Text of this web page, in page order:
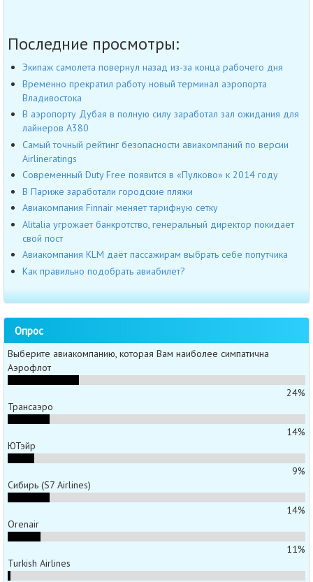
Последние просмотры:
Экипаж самолета повернул назад из-за конца рабочего дня
Временно прекратил работу новый терминал аэропорта
Владивостока
В аэропорту Дубая в полную силу заработал зал ожидания для
лайнеров А380
Самый точный рейтинг безопасности авиакомпаний по версии
Airlineratings
Современный Duty Free появится в «Пулково» к 2014 году
В Париже заработали городские пляжи
Авиакомпания Finnair меняет тарифную сетку
Alitalia угрожает банкротство, генеральный директор покидает
свой пост
Авиакомпания KLM даёт пассажирам выбрать себе попутчика
Как правильно подобрать авиабилет?
Опрос
Выберите авиакомпанию, которая Вам наиболее симпатична
Аэрофлот
24%
Трансаэро
14%
ЮТэйр
9%
Сибирь (S7 Airlines)
14%
Orenair
11%
Turkish Airlines